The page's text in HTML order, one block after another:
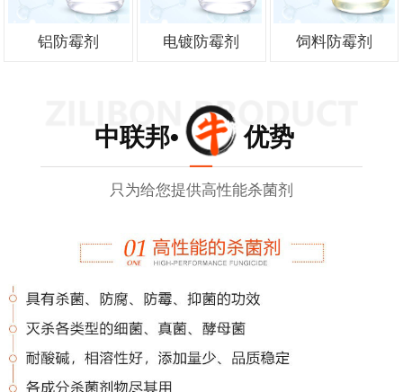
铝防霉剂 电镀防霉剂 饲料防霉剂
中联邦• 优势
只为给您提供高性能杀菌剂